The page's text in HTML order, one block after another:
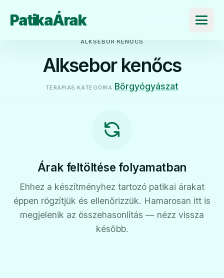
PatikaÁrak
ALKSEBOR KENŐCS
Alksebor kenőcs
TERÁPIÁS KATEGÓRIA Bőrgyógyászat
Árak feltöltése folyamatban
Ehhez a készítményhez tartozó patikai árakat
éppen rögzítjük és ellenőrizzük. Hamarosan itt is
megjelenik az összehasonlítás — nézz vissza
később.